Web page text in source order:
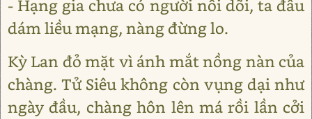
- Hạng gia chưa có người nối dõi, ta đâu
dám liều mạng, nàng đừng lo.
Kỳ Lan đỏ mặt vì ánh mắt nồng nàn của
chàng. Tử Siêu không còn vụng dại như
ngày đầu, chàng hôn lên má rồi lần cởi